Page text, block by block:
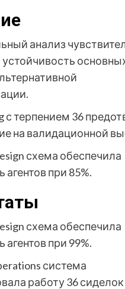
анализ
с терпением 36
на валидационной
схема обеспечила
агентов при 85%.
схема обеспечила
агентов при 99%.
система
работу 36 сиделок